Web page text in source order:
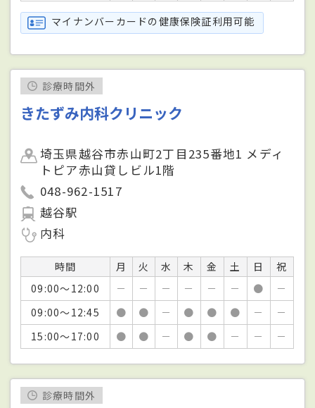
マイナンバーカードの健康保険証利用可能
診療時間外
きたずみ内科クリニック
埼玉県越谷市赤山町2丁目235番地1 メディ
トピア赤山貸しビル1階
048-962-1517
越谷駅
内科
時間 月 火 水 木 金 土 日
祝
09:00～12:00
－ － － － － － ●
－
09:00～12:45
● ● － ● ● ● －
－
15:00～17:00
● ● － ● ● － － －
診療時間外